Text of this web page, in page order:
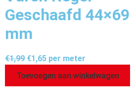
Geschaafd 44×69
mm
€1,99 €1,65 per meter
Toevoegen aan winkelwagen